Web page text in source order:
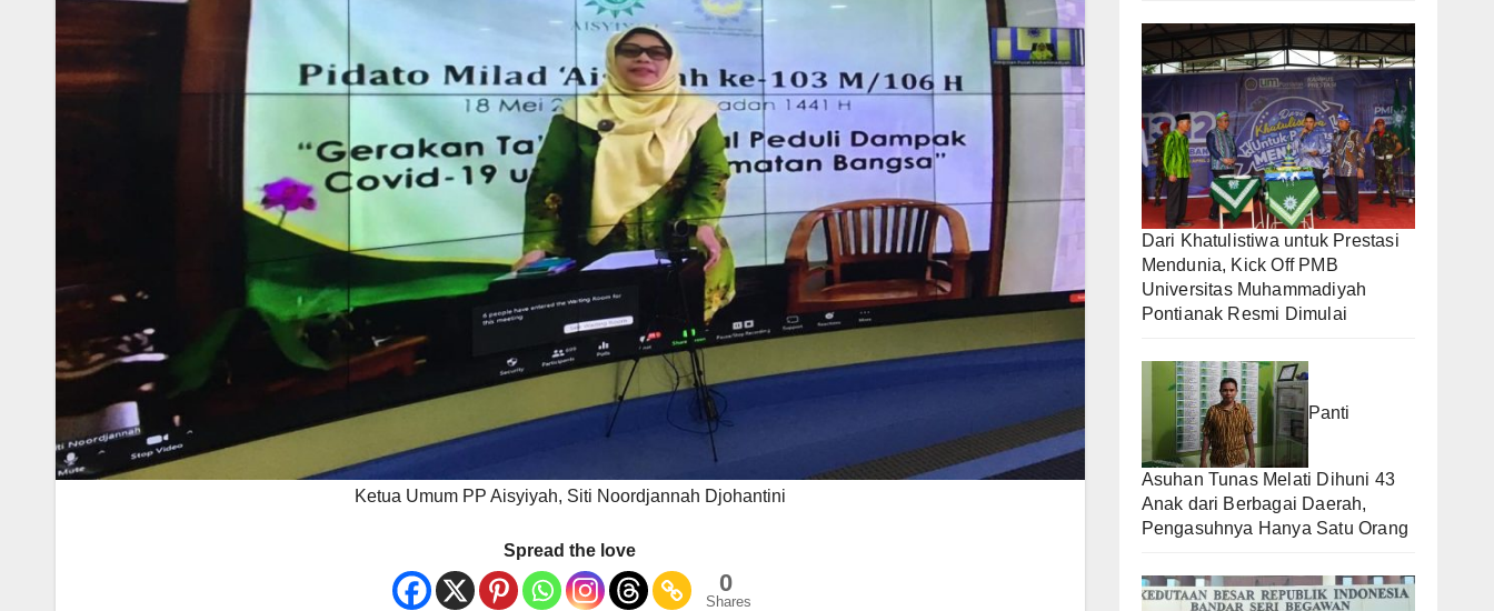
Ketua Umum PP Aisyiyah, Siti Noordjannah Djohantini
Spread the love
0
Shares
Dari Khatulistiwa untuk Prestasi
Mendunia, Kick Off PMB
Universitas Muhammadiyah
Pontianak Resmi Dimulai
Panti
Asuhan Tunas Melati Dihuni 43
Anak dari Berbagai Daerah,
Pengasuhnya Hanya Satu Orang